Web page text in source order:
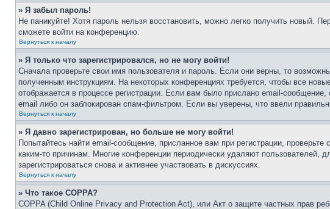
» Я забыл пароль!
Не паникуйте! Хотя пароль нельзя восстановить, можно легко получить новый.
сможете войти на конференцию.
Вернуться к началу
» Я только что зарегистрировался, но не могу войти!
Сначала проверьте свои имя пользователя и пароль. Если они верны, то
полученным инструкциям. На некоторых конференциях требуется, чтобы все
отображается в процессе регистрации. Если вам было прислано email-
email либо он заблокирован спам-фильтром. Если вы уверены, что ввели
Вернуться к началу
» Я давно зарегистрирован, но больше не могу войти!
Попытайтесь найти email-сообщение, присланное вам при регистрации,
каким-то причинам. Многие конференции периодически удаляют
зарегистрироваться снова и активнее участвовать в дискуссиях.
Вернуться к началу
» Что такое COPPA?
COPPA (Child Online Privacy and Protection Act), или Акт о защите частных прав